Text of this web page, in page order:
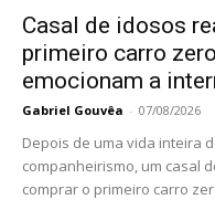
Casal de idosos
primeiro carro
emocionam a
Gabriel Gouvêa - 07/08/2026
Depois de uma vida inteira
companheirismo, um casal
comprar o primeiro carro